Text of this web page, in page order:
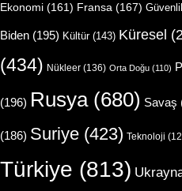
Ekonomi (161) Fransa (167)
Biden (195) Kültür(143) Küresel
(434) Nükleer (136) Orta Doğu (110)
(196) Rusya(680) Savaş
(186) Suriye (423) Teknoloji
Türkiye (813)